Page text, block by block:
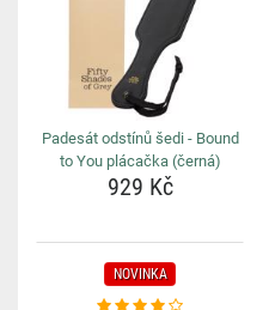
Padesát odstínů šedi - Bound
to You plácačka (černá)
929 Kč
NOVINKA